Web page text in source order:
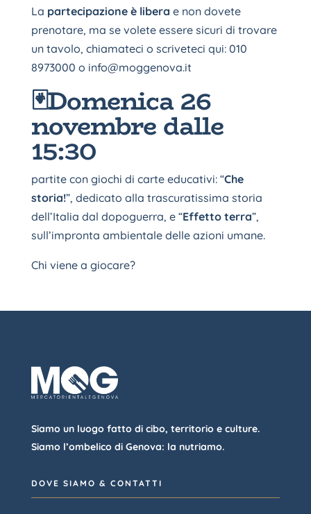
La partecipazione è libera e non dovete
prenotare, ma se volete essere sicuri di trovare
un tavolo, chiamateci o scriveteci qui: 010
8973000 o info@moggenova.it
🃏Domenica 26
novembre dalle
15:30
partite con giochi di carte educativi: “Che
storia!”, dedicato alla trascuratissima storia
dell’Italia dal dopoguerra, e “Effetto terra”,
sull’impronta ambientale delle azioni umane.
Chi viene a giocare?
Siamo un luogo fatto di cibo, territorio e culture.
Siamo l’ombelico di Genova: la nutriamo.
DOVE SIAMO & CONTATTI